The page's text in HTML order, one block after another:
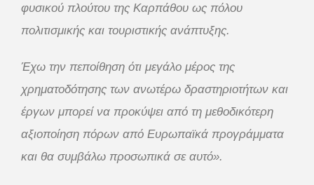
φυσικού πλούτου της Καρπάθου ως πόλου
πολιτισμικής και τουριστικής ανάπτυξης.
Έχω την πεποίθηση ότι μεγάλο μέρος της
χρηματοδότησης των ανωτέρω δραστηριοτήτων και
έργων μπορεί να προκύψει από τη μεθοδικότερη
αξιοποίηση πόρων από Ευρωπαϊκά προγράμματα
και θα συμβάλω προσωπικά σε αυτό».